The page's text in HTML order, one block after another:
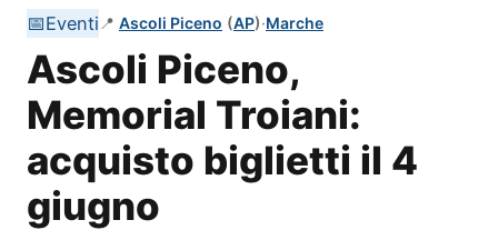
📅Eventi 📍 Ascoli Piceno (AP)·Marche
Ascoli Piceno,
Memorial Troiani:
acquisto biglietti il 4
giugno